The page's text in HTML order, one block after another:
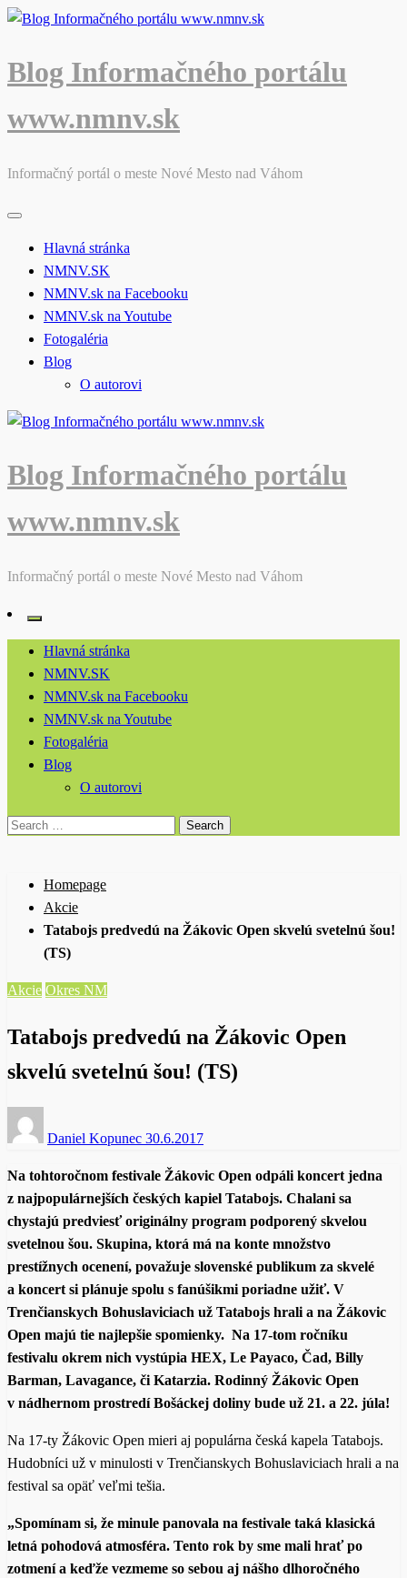
Skip
content
Blog Informačného portálu
www.nmnv.sk
Informačný portál o meste Nové Mesto nad Váhom
Hlavná stránka
NMNV.SK
NMNV.sk na Facebooku
NMNV.sk na Youtube
Fotogaléria
Blog
O autorovi
Blog Informačného portálu
www.nmnv.sk
Informačný portál o meste Nové Mesto nad Váhom
Hlavná stránka
NMNV.SK
NMNV.sk na Facebooku
NMNV.sk na Youtube
Fotogaléria
Blog
O autorovi
Search
Homepage
Akcie
Tatabojs predvedú na Žákovic Open skvelú svetelnú šou!
(TS)
Akcie Okres NM
Tatabojs predvedú na Žákovic Open
skvelú svetelnú šou! (TS)
Daniel Kopunec on
30.6.2017
Na tohtoročnom festivale Žákovic Open odpáli koncert jedna
z najpopulárnejších českých kapiel Tatabojs. Chalani sa
chystajú predviesť originálny program podporený skvelou
svetelnou šou. Skupina, ktorá má na konte množstvo
prestížnych ocenení, považuje slovenské publikum za skvelé
a koncert si plánuje spolu s fanúšikmi poriadne užiť. V
Trenčianskych Bohuslaviciach už Tatabojs hrali a na Žákovic
Open majú tie najlepšie spomienky. Na 17-tom ročníku
festivalu okrem nich vystúpia HEX, Le Payaco, Čad, Billy
Barman, Lavagance, či Katarzia. Rodinný Žákovic Open
v nádhernom prostredí Bošáckej doliny bude už 21. a 22. júla!
Na 17-ty Žákovic Open mieri aj populárna česká kapela Tatabojs.
Hudobníci už v minulosti v Trenčianskych Bohuslaviciach hrali a na
festival sa opäť veľmi tešia.
„Spomínam si, že minule panovala na festivale taká klasická
letná pohodová atmosféra. Tento rok by sme mali hrať po
zotmení a keďže vezmeme so sebou aj nášho dlhoročného